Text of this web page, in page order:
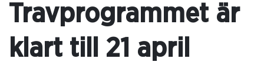
Travprogrammet är
klart till 21 april